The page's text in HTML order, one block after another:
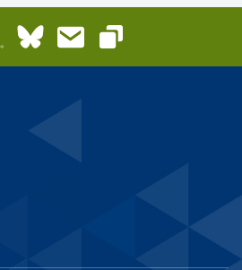
LinkedInBlueskyEmail
Copy link